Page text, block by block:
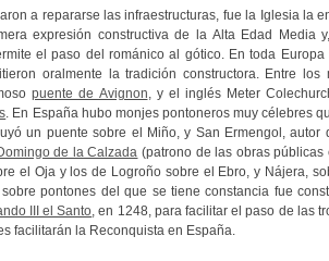
a repararse las infraestructuras, fue la Iglesia la
expresión constructiva de la Alta Edad Media
el paso del románico al gótico. En toda
oralmente la tradición constructora. Entre los
puente de Avignon, y el inglés Meter
. En España hubo monjes pontoneros muy célebres
un puente sobre el Miño, y San Ermengol,
de la Calzada (patrono de las obras
el Oja y los de Logroño sobre el Ebro, y Nájera,
pontones del que se tiene constancia fue
III el Santo, en 1248, para facilitar el paso de las
facilitarán la Reconquista en España.